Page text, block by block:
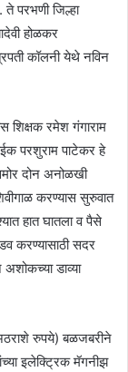
परभणी जिल्हा
होळकर
कॉलनी येथे नविन
शिक्षक रमेश गंगाराम
परशुराम पाटेकर हे
दोन अनोळखी
करण्यास सुरुवात
हात घातला व पैसे
करण्यासाठी सदर
डाव्या
रुपये) बळजबरीने
इलेक्ट्रिक मॅगनीझ